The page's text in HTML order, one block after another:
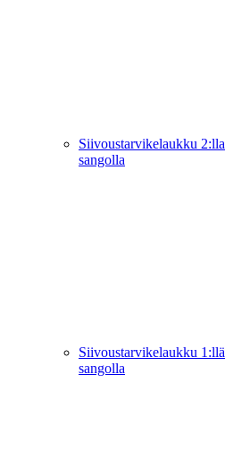
Siivoustarvikelaukku 2:lla
sangolla
Siivoustarvikelaukku 1:llä
sangolla